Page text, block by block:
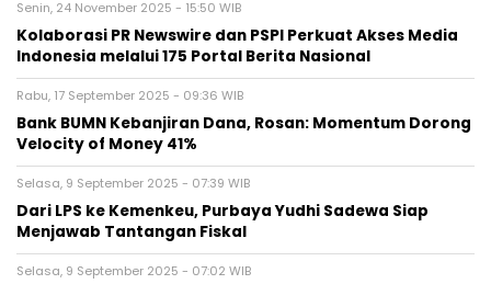
Kamis, 21 Mei 2026 - 06:21 WIB
Persrilis.com dan New Media Network Luncurkan Solusi
Distribusi Press Release dengan Audiens Lebih Luas
Senin, 24 November 2025 - 15:50 WIB
Kolaborasi PR Newswire dan PSPI Perkuat Akses Media
Indonesia melalui 175 Portal Berita Nasional
Rabu, 17 September 2025 - 09:36 WIB
Bank BUMN Kebanjiran Dana, Rosan: Momentum Dorong
Velocity of Money 41%
Selasa, 9 September 2025 - 07:39 WIB